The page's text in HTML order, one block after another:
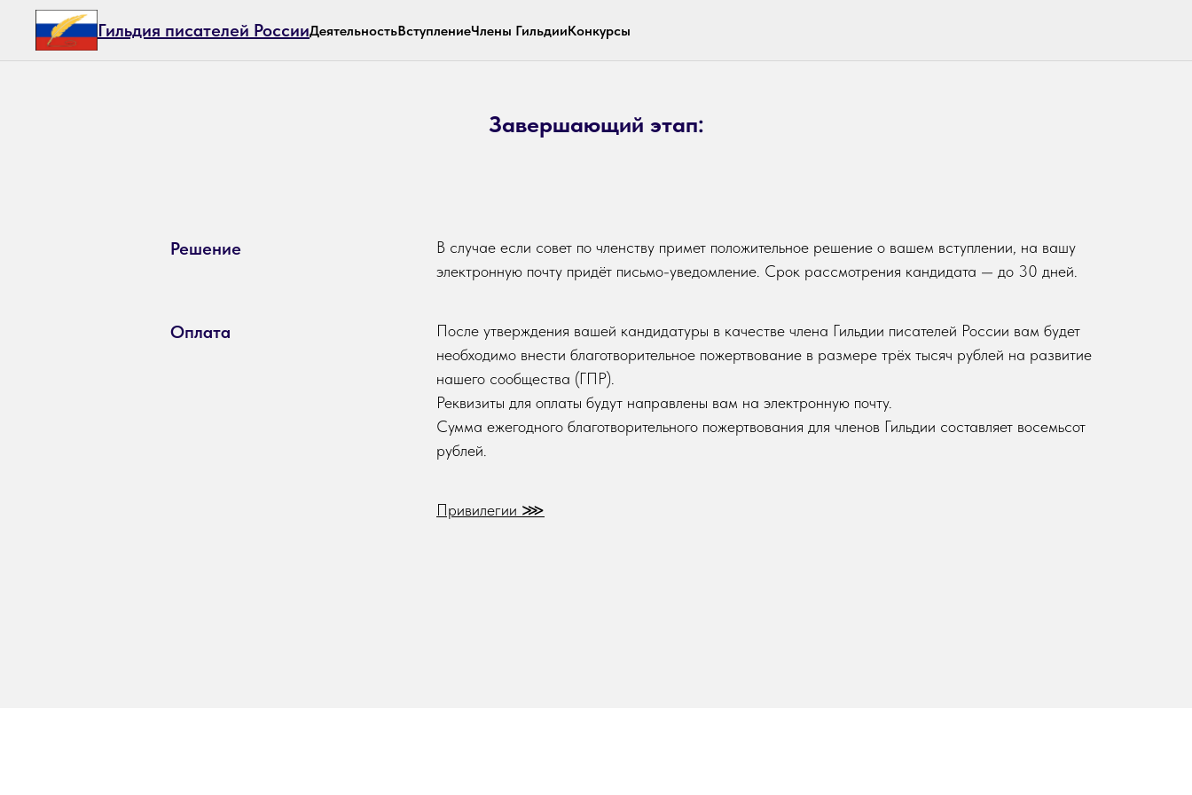
Гильдия писателей РоссииДеятельностьВступлениеЧлены ГильдииКонкурсы
Завершающий этап:
Решение
В случае если совет по членству примет положительное решение о вашем вступлении, на вашу
электронную почту придёт письмо-уведомление. Срок рассмотрения кандидата — до 30 дней.
Оплата
После утверждения вашей кандидатуры в качестве члена Гильдии писателей России вам будет
необходимо внести благотворительное пожертвование в размере трёх тысяч рублей на развитие
нашего сообщества (ГПР).
Реквизиты для оплаты будут направлены вам на электронную почту.
Сумма ежегодного благотворительного пожертвования для членов Гильдии составляет восемьсот
рублей.
Привилегии ⋙